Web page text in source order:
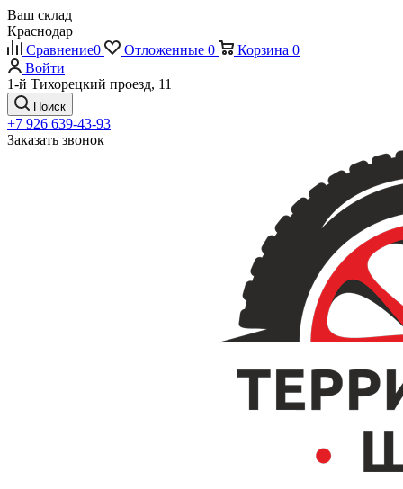
Ваш склад
Краснодар
Сравнение0 Отложенные 0 Корзина 0
Войти
1-й Тихорецкий проезд, 11
Поиск
+7 926 639-43-93
Заказать звонок